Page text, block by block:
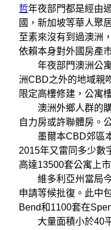
哲年夜部門都是經由
國，新加坡等華人聚
至素來沒有到過澳洲
依賴本身對外國房產
年夜部門澳洲公寓
洲CBD之外的地域親
限定高樓修建，公寓
澳洲外鄉人群的購
自力房或許聯體房。
墨爾本CBD郊區本
2015年又雷同多少數
高達13500套公寓上市
維多利亞州當局今
申請等候批復。此中
Bend和1100套在
大量面積小於40平